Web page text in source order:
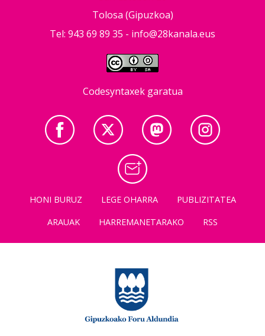
Tolosa (Gipuzkoa)
Tel: 943 69 89 35 - info@28kanala.eus
Codesyntaxek garatua
HONI BURUZ LEGE OHARRA
PUBLIZITATEA
ARAUAK
HARREMANETARAKO RSS